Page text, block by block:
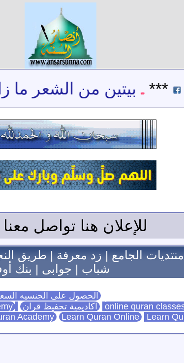
*** بيتين من الشعر ما
للإعلان هنا تواصل
منتديات الجامع|زد معرفة|طريق
شباب | جوابى | بنك
الحصول على الجنسيه
اكاديمية تحفيظ قران
Academy Learn Quran Online Learn